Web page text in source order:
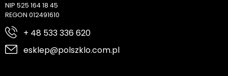
NIP 525 164 18 45
REGON 012491610
+ 48 533 336 620
esklep@polszklo.com.pl